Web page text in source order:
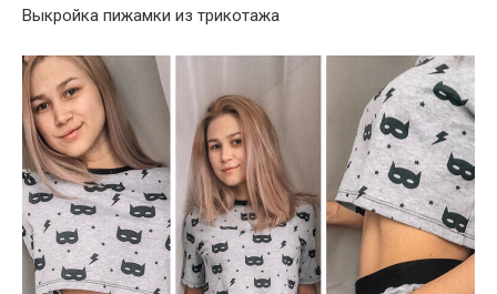
Выкройка пижамки из трикотажа